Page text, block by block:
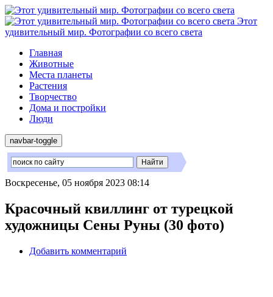
Этот
удивительный мир. Фотографии со всего света
Главная
Животные
Места планеты
Растения
Творчество
Дома и постройки
Люди
navbar-toggle
Воскресенье, 05 ноября 2023 08:14
Красочный квиллинг от турецкой
художницы Сены Руны (30 фото)
Добавить комментарий